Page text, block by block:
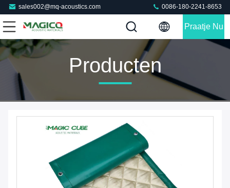
sales002@mq-acoustics.com 0086-180-2241-8653
Praatje Nu
Producten